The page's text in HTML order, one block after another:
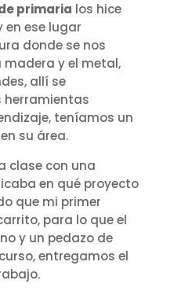
primaria los hice
en ese lugar
donde se nos
y el metal,
allí se
teníamos un
su área.
clase con una
en qué proyecto
que mi primer
para lo que el
y un pedazo de
entregamos el